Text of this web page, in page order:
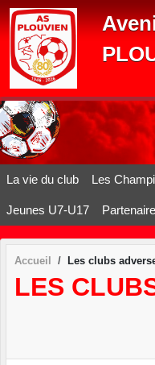
La vie du club Les
Jeunes U7-U17
Accueil Les clubs
LES
Panneau de gestion des